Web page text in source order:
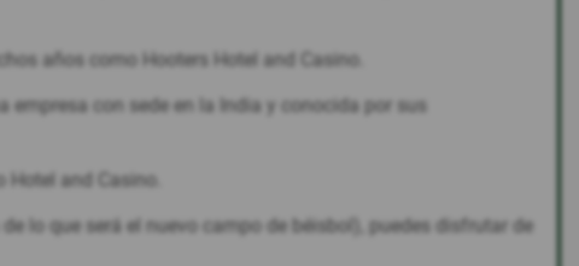
años como Hooters Hotel and Casino.
empresa con sede en la India y conocida por sus
Hotel and Casino.
lo que será el nuevo campo de béisbol), puedes disfrutar de